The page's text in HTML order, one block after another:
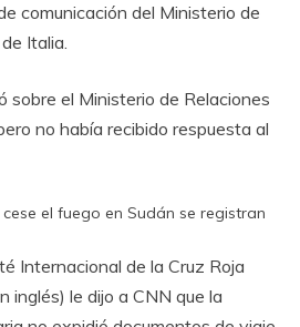
comunicación del Ministerio de
Italia.
sobre el Ministerio de Relaciones
no había recibido respuesta al
el fuego en Sudán se registran
Internacional de la Cruz Roja
inglés) le dijo a CNN que la